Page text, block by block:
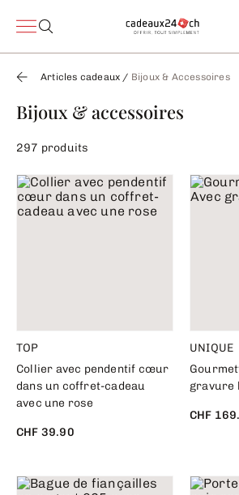
Articles cadeaux / Bijoux & Accessoires
Bijoux & accessoires
297 produits
TOP
Collier avec pendentif cœur
dans un coffret-cadeau
avec une rose
CHF 39.90
UNIQUE
gravure
CHF